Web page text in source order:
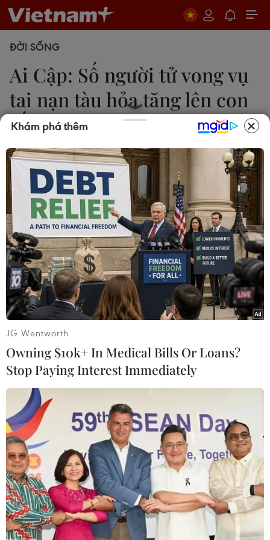
ĐỜI SỐNG
Ai Cập: Số người tử vong vụ
tai nạn tàu hỏa tăng lên con
số 36
11/08/2017 22:24
Bộ Y tế Ai Cập thông báo số người thiệt mạng
trong vụ hai tàu hỏa đâm nhau tại thành phố ven
biển Alexandria đã tăng lên 36 người, trong khi số
người bị thương là 123 người.
Hiện trường vụ tai nạn. (Nguồn: BBC)
Ngày 11/8, Bộ Y tế Ai Cập thông báo số người
thiệt mạng trong vụ 2 tàu hỏa đâm nhau đã tăng
lên 36 người, trong khi số người bị thương là
123 người.
Khám phá thêm
JG Wentworth
Owning $10k+ In Medical Bills Or Loans?
Stop Paying Interest Immediately